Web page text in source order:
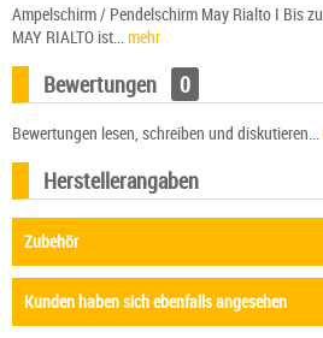
Ampelschirm / Pendelschirm May Rialto I Bis
MAY RIALTO ist...
mehr
Bewertungen 0
Bewertungen lesen, schreiben und diskutieren...
Herstellerangaben
Zubehör
Kunden haben sich ebenfalls angesehen